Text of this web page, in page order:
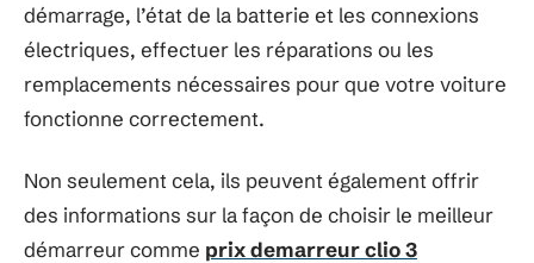
démarrage, l’état de la batterie et les connexions
électriques, effectuer les réparations ou les
remplacements nécessaires pour que votre voiture
fonctionne correctement.
Non seulement cela, ils peuvent également offrir
des informations sur la façon de choisir le meilleur
démarreur comme prix demarreur clio 3